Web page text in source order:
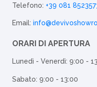
Telefono: +39 081
Email:
ORARI DI APERTURA
Lunedì - Venerdì: 9:00 -
Sabato: 9:00 - 13:00